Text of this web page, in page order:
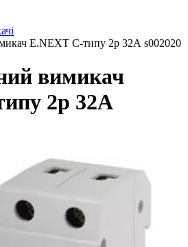
E.NEXT C-типу 2р 32А s002020
вимикач
2р 32А